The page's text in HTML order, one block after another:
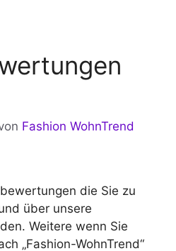
Fashion WohnTrend
die Sie zu
über unsere
Weitere wenn Sie
„Fashion-WohnTrend“